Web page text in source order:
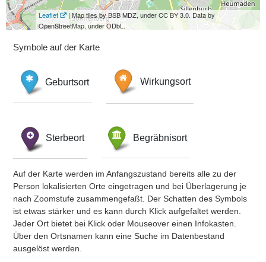
Leaflet
| Map tiles by BSB MDZ, under CC BY 3.0. Data by
OpenStreetMap, under ODbL.
Symbole auf der Karte
Geburtsort Wirkungsort
Sterbeort Begräbnisort
Auf der Karte werden im Anfangszustand bereits alle zu der
Person lokalisierten Orte eingetragen und bei Überlagerung je
nach Zoomstufe zusammengefaßt. Der Schatten des Symbols
ist etwas stärker und es kann durch Klick aufgefaltet werden.
Jeder Ort bietet bei Klick oder Mouseover einen Infokasten.
Über den Ortsnamen kann eine Suche im Datenbestand
ausgelöst werden.